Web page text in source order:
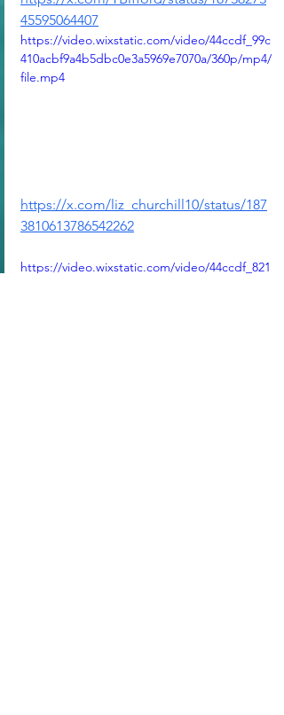
45595064407
https://video.wixstatic.com/video/44ccdf_99c
410acbf9a4b5dbc0e3a5969e7070a/360p/mp4/
file.mp4
https://x.com/liz_churchill10/status/187
3810613786542262
https://video.wixstatic.com/video/44ccdf_821